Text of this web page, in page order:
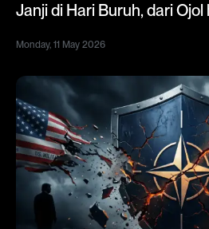
Janji di Hari Buruh, dari
Monday, 11 May 2026